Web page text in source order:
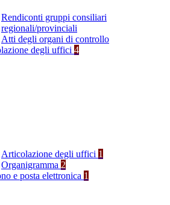
Rendiconti gruppi consiliari
regionali/provinciali
Atti degli organi di controllo
degli uffici 4
Articolazione degli uffici 1
Organigramma 2
e posta elettronica 1